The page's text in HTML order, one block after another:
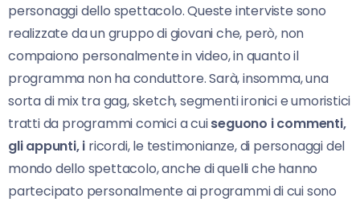
personaggi dello spettacolo. Queste interviste sono
realizzate da un gruppo di giovani che, però, non
compaiono personalmente in video, in quanto il
programma non ha conduttore. Sarà, insomma, una
sorta di mix tra gag, sketch, segmenti ironici e umoristici
tratti da programmi comici a cuiseguono i commenti,
gli appunti, i ricordi, le testimonianze, di personaggi del
mondo dello spettacolo, anche di quelli che hanno
partecipato personalmente ai programmi di cui sono